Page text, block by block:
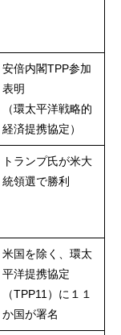
安倍内閣TPP参加
表明
（環太平洋戦略的
経済提携協定）
トランプ氏が米大
統領選で勝利
米国を除く、環太
平洋提携協定
（TPP11）に１１
か国が署名